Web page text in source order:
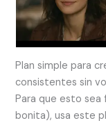
Plan simple para
consistentes sin
Para que esto
bonita), usa este